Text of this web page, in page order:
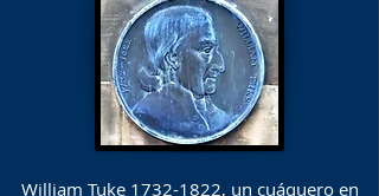
William Tuke 1732-1822, un cuáquero en